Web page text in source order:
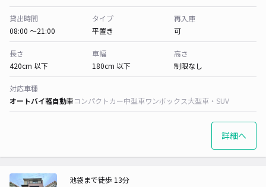
貸出時間
08:00 〜21:00
タイプ
平置き
再入庫
可
長さ
420cm 以下
車幅
180cm 以下
高さ
制限なし
対応車種
オートバイ軽自動車コンパクトカー中型車ワンボックス大型車・SUV
詳細へ
池袋まで徒歩 13分